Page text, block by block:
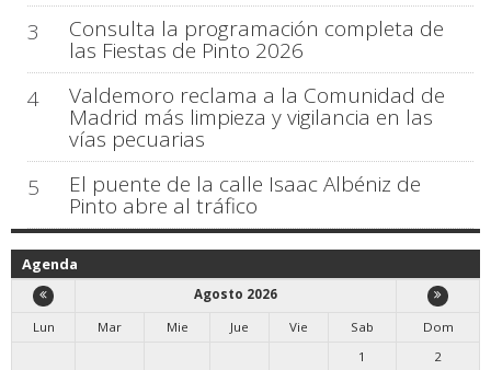
3
Consulta la programación completa de
las Fiestas de Pinto 2026
4
Valdemoro reclama a la Comunidad de
Madrid más limpieza y vigilancia en las
vías pecuarias
5
El puente de la calle Isaac Albéniz de
Pinto abre al tráfico
Agenda
Agosto 2026
Lun
Mar Mie Jue Vie Sab
Dom
1
2